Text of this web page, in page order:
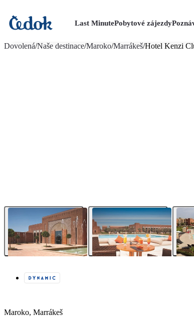
Last MinutePobytové zájezdy
Dovolená/Naše destinace/Maroko/Marrákeš/Hotel Kenzi
Maroko, Marrákeš